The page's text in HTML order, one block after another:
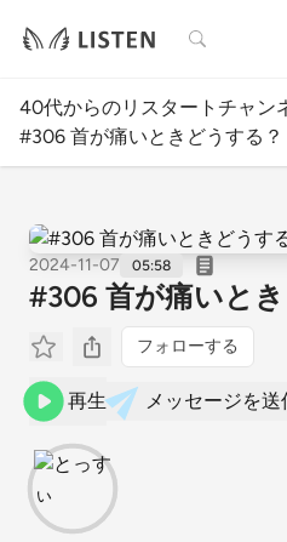
検索
40代からのリスタートチャン
#306 首が痛いときどうする？
2024-11-07 05:58
#306 首が痛いと
フォローする
再生 メッセージを送